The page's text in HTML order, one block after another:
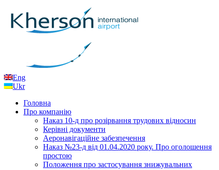
Eng
Ukr
Головна
Про компанію
Наказ 10-д про розірвання трудових відносин
Керівні документи
Аеронавігаційне забезпечення
Наказ №23-д від 01.04.2020 року. Про оголошення
простою
Положення про застосування знижувальних